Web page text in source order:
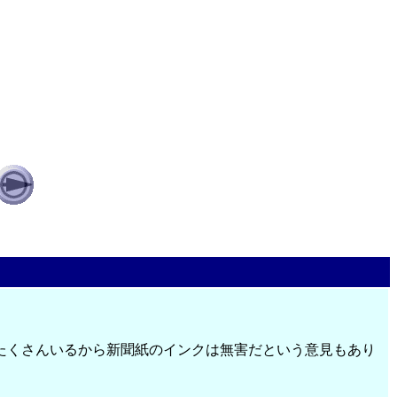
さんいるから新聞紙のインクは無害だという意見もあり